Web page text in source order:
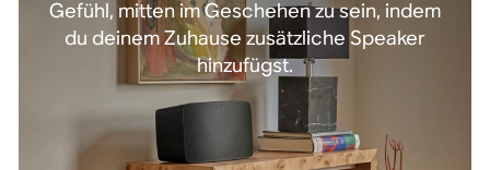
Gefühl, mitten im Geschehen zu sein, indem
du deinem Zuhause zusätzliche Speaker
hinzufügst.